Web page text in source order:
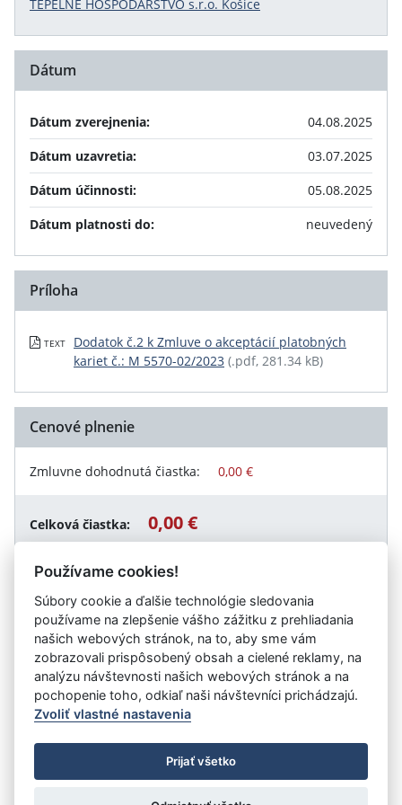
TEPELNÉ HOSPODÁRSTVO s.r.o. Košice
Dátum
Dátum zverejnenia:
04.08.2025
Dátum uzavretia:
03.07.2025
Dátum účinnosti:
05.08.2025
Dátum platnosti do:
neuvedený
Príloha
TEXT
Dodatok č.2 k Zmluve o akceptácií platobných
kariet č.: M 5570-02/2023 (.pdf, 281.34 kB)
Cenové plnenie
Zmluvne dohodnutá čiastka: 0,00 €
Celková čiastka: 0,00 €
Návrat späť
Vystavil:TEPELNÉ HOSPODÁRSTVO s.r.o. Košice
Úrad vlády SR
- Všetky práva vyhradené
Prehlásenie o prístupnosti
Zmluvy do 31.12.2010
Nastavenia cookies
Používame cookies!
Súbory cookie a ďalšie technológie sledovania
používame na zlepšenie vášho zážitku z prehliadania
našich webových stránok, na to, aby sme vám
zobrazovali prispôsobený obsah a cielené reklamy, na
analýzu návštevnosti našich webových stránok a na
pochopenie toho, odkiaľ naši návštevníci prichádzajú.
Zvoliť vlastné nastavenia
Prijať všetko